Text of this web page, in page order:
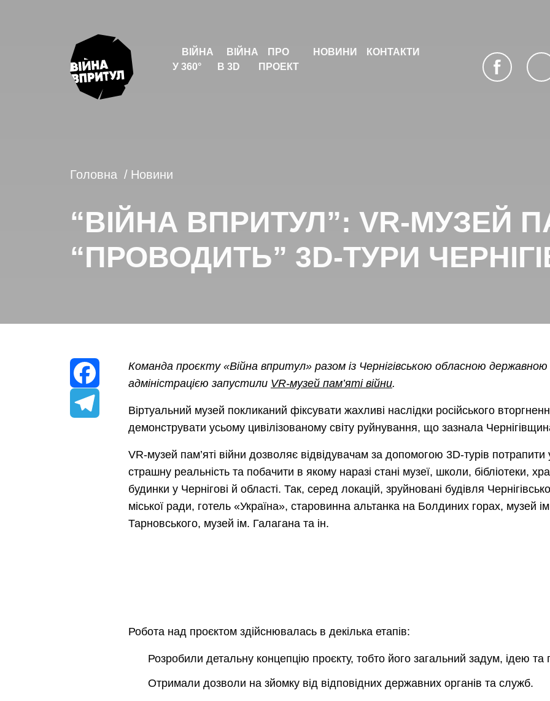
ВІЙНА
У 360°
ВІЙНА
В 3D
ПРО
ПРОЕКТ
НОВИНИ
КОНТАКТИ
facebook
Головна Новини
“ВІЙНА ВПРИТУЛ”: VR-МУЗЕЙ
“ПРОВОДИТЬ” 3D-ТУРИ
Facebook
Команда проєкту «Війна впритул» разом із Чернігівською обласною державною
адміністрацією запустили VR-музей пам’яті війни.
Віртуальний музей покликаний фіксувати жахливі наслідки російського
демонструвати усьому цивілізованому світу руйнування, що зазнала
VR-музей пам’яті війни дозволяє відвідувачам за допомогою 3D-турів потрапити
страшну реальність та побачити в якому наразі стані музеї, школи, бібліотеки,
будинки у Чернігові й області. Так, серед локацій, зруйновані будівля
міської ради, готель «Україна», старовинна альтанка на Болдиних горах, музей
Тарновського, музей ім. Галагана та ін.
Робота над проєктом здійснювалась в декілька етапів:
Розробили детальну концепцію проєкту, тобто його загальний задум, ідею та
Отримали дозволи на зйомку від відповідних державних органів та служб.